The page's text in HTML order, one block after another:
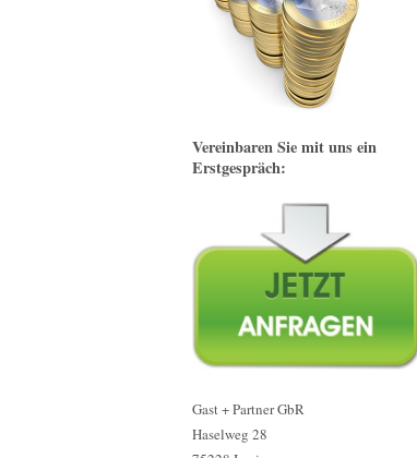
Vereinbaren Sie mit uns ein
Erstgespräch:
Gast + Partner GbR
Haselweg 28